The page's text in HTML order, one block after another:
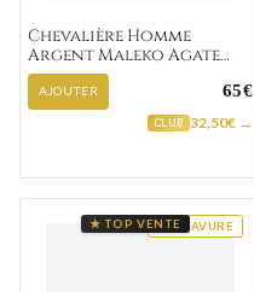
Chevalière Homme
Argent Maleko Agate
Noir
AJOUTER 65€
CLUB 32,50€ →
GRAVURE
★ TOP VENTE